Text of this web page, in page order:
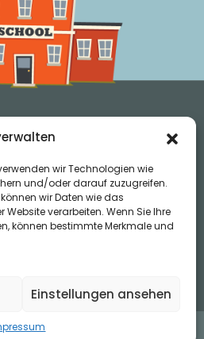
wir Technologien wie
und/oder darauf zuzugreifen.
wir Daten wie das
verarbeiten. Wenn Sie Ihre
können bestimmte Merkmale und
Einstellungen ansehen